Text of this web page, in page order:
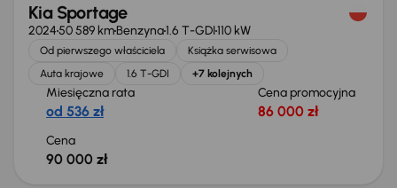
Kia Sportage
202450 589 kmBenzyna1.6 T-GDI110 kW
Od pierwszego właściciela
Książka serwisowa
Auta krajowe
1.6 T-GDI +7 kolejnych
Miesięczna rata
od 536 zł
Cena promocyjna
86 000 zł
Cena
90 000 zł